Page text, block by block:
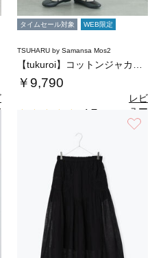
タイムセール対象 WEB限定
TSUHARU by Samansa Mos2
￥9,790
4.7
レビ
ュー
を見
る